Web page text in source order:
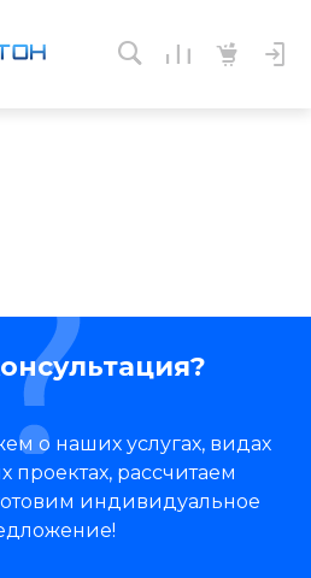
о наших услугах, видах
проектах, рассчитаем
индивидуальное